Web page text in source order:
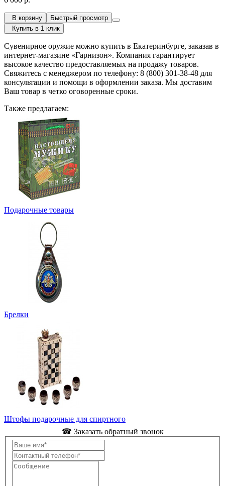
В корзину
Быстрый просмотр
Купить в 1 клик
Сувенирное оружие можно купить в Екатеринбурге, заказав в
интернет-магазине «Гарнизон». Компания гарантирует
высокое качество предоставляемых на продажу товаров.
Свяжитесь с менеджером по телефону: 8 (800) 301-38-48 для
консультации и помощи в оформлении заказа. Мы доставим
Ваш товар в четко оговоренные сроки.
Также предлагаем:
Подарочные товары
Брелки
Штофы подарочные для спиртного
☎ Заказать обратный звонок